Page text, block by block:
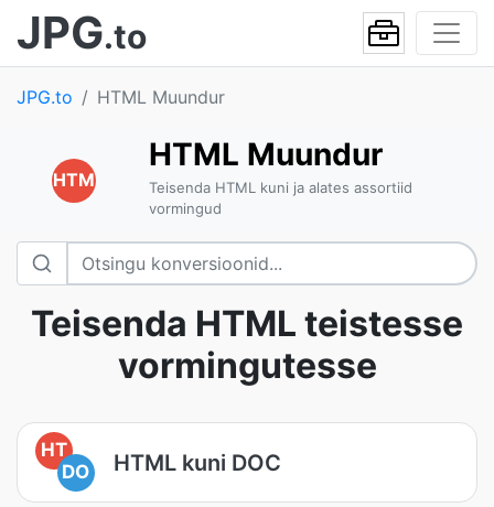
JPG.to
JPG.to HTML Muundur
HTM
HTML Muundur
Teisenda HTML kuni ja alates assortiid
vormingud
Teisenda HTML teistesse
vormingutesse
HT
DO
HTML kuni DOC